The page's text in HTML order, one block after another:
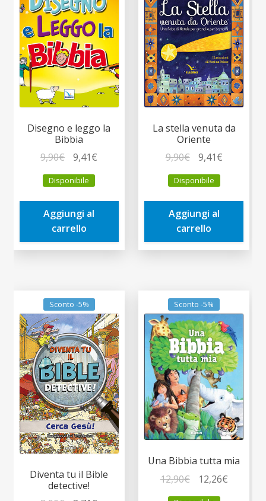
Disegno e leggo la
Bibbia
9,90€
prezzo
originale
era:
9,90€.
9,41€
è:
Disponibile
Aggiungi al
carrello
La stella venuta da
Oriente
9,90€
prezzo
originale
era:
9,90€.
9,41€Il
è:
Disponibile
Aggiungi al
carrello
Sconto -5%
Diventa tu il Bible
detective!
Sconto -5%
Una Bibbia tutta mia
12,90€
prezzo
12,26€Il